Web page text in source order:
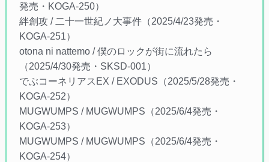
発売・KOGA-250）
絆創攻 / 二十一世紀ノ大事件（2025/4/23発売・
KOGA-251）
otona ni nattemo / 僕のロックが街に流れたら
（2025/4/30発売・SKSD-001）
でぶコーネリアスEX / EXODUS（2025/5/28発売・
KOGA-252）
MUGWUMPS / MUGWUMPS（2025/6/4発売・
KOGA-253）
MUGWUMPS / MUGWUMPS（2025/6/4発売・
KOGA-254）